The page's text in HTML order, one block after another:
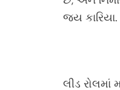
જય કારિયા.
લીડ રોલમાં